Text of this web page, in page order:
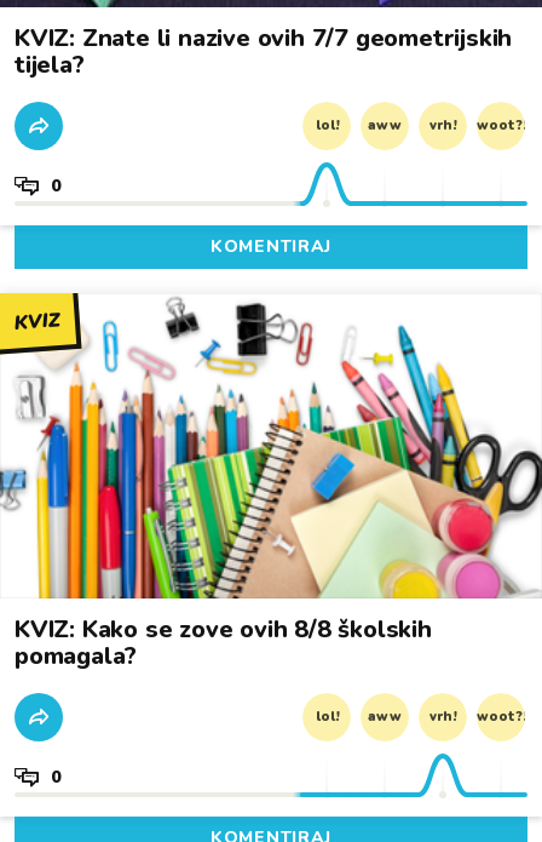
KVIZ: Znate li nazive ovih 7/7 geometrijskih
tijela?
lol! aww vrh! woot?!
0
KOMENTIRAJ
KVIZ
KVIZ: Kako se zove ovih 8/8 školskih
pomagala?
lol! aww vrh! woot?!
0